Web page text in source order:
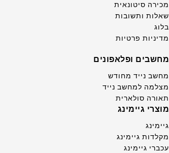
מכירה סיטונאית
שאלות ותשובות
בלוג
מדיניות פרטיות
מחשבים ופלאפונים
מחשב נייד מחודש
מצלמה למחשב נייד
תאורה סולארית
מוצרי גיימינג
גיימינג
מקלדות גיימינג
עכברי גיימינג